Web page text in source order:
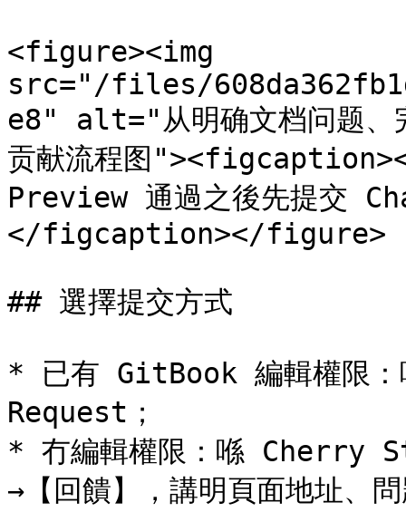
<figure><img
src="/files/
e8" alt="从明确文档问题、
贡献流程图
Preview 通過之後先提交
</figcaption></figure>
## 選擇提交方式
* 已有 GitBook 編輯權限：
Request；
* 冇編輯權限：喺 Cherry
→【回饋】，講明頁面地址、